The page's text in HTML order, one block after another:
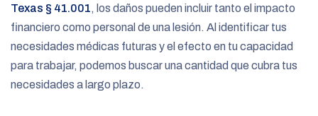
Texas § 41.001, los daños pueden incluir tanto el impacto
financiero como personal de una lesión. Al identificar tus
necesidades médicas futuras y el efecto en tu capacidad
para trabajar, podemos buscar una cantidad que cubra tus
necesidades a largo plazo.